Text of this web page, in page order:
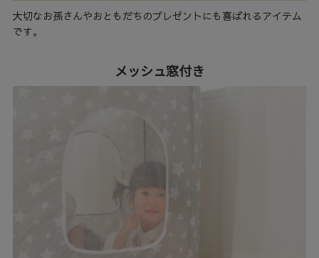
大切なお孫さんやおともだちのプレゼントにも喜ばれるアイテム
です。
メッシュ窓付き